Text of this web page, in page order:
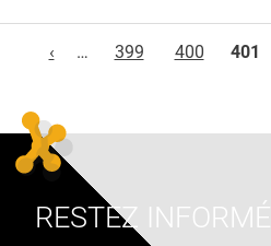
‹
… 399 400 401
RESTEZ INFORMÉ